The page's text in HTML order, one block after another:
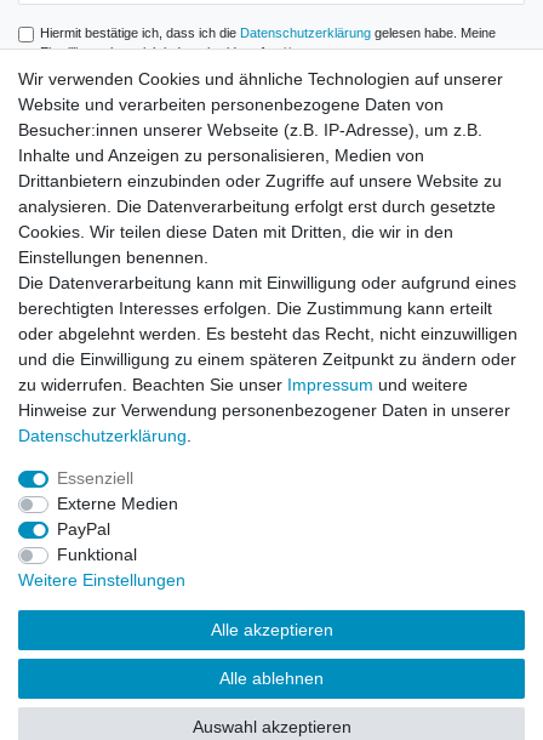
Hiermit bestätige ich, dass ich die Daten­schutz­erklärunggelesen habe. Meine
Einwilligung kann ich jederzeit widerrufen.**
Abonnieren
** Hierbei handelt es sich um ein Pflichtfeld.
Zahlung und Versand
Impressum
Vertrag widerrufen
Wir verwenden Cookies und ähnliche Technologien auf unserer
Website und verarbeiten personenbezogene Daten von
Besucher:innen unserer Webseite (z.B. IP-Adresse), um z.B.
Inhalte und Anzeigen zu personalisieren, Medien von
Drittanbietern einzubinden oder Zugriffe auf unsere Website zu
analysieren. Die Datenverarbeitung erfolgt erst durch gesetzte
Cookies. Wir teilen diese Daten mit Dritten, die wir in den
Einstellungen benennen.
Die Datenverarbeitung kann mit Einwilligung oder aufgrund eines
berechtigten Interesses erfolgen. Die Zustimmung kann erteilt
oder abgelehnt werden. Es besteht das Recht, nicht einzuwilligen
und die Einwilligung zu einem späteren Zeitpunkt zu ändern oder
zu widerrufen. Beachten Sie unser Impressum und weitere
Hinweise zur Verwendung personenbezogener Daten in unserer
Daten­schutz­erklärung
Essenziell
Externe Medien
PayPal
Funktional
Weitere Einstellungen
Alle akzeptieren
Alle ablehnen
Auswahl akzeptieren